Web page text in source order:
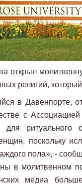
открыл
религий,
в Давенпорте,
с
ритуального
поскольку
пола», -
в молитвенном
медиа